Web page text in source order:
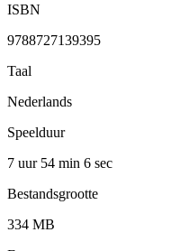
ISBN
9788727139395
Taal
Nederlands
Speelduur
7 uur 54 min 6 sec
Bestandsgrootte
334 MB